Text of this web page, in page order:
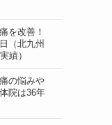
を改善！
（北九州
績）
の悩みや
院は36年